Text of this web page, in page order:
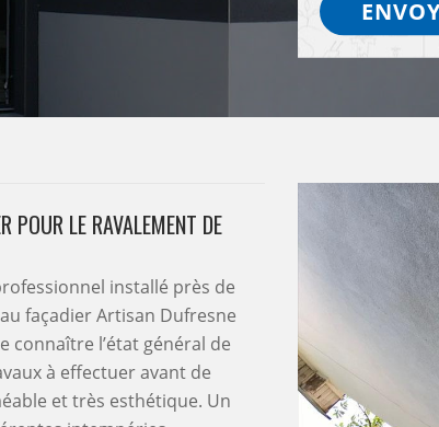
POUR LE RAVALEMENT DE
installé près de
façadier Artisan Dufresne
connaître l’état général de
à effectuer avant de
et très esthétique. Un